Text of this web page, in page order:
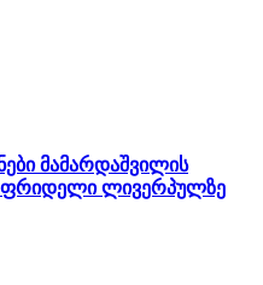
მამარდაშვილის
ფრიდელი ლივერპულზე